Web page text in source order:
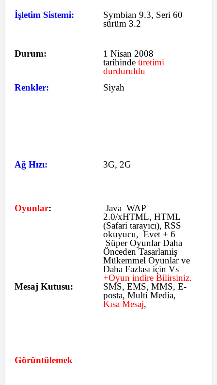
İşletim Sistemi:
Symbian 9.3, Seri 60
sürüm 3.2
Durum:
1 Nisan 2008
tarihinde üretimi
durduruldu
Renkler:
Siyah
Ağ Hızı: 3G, 2G
Oyunlar:
Java WAP
2.0/xHTML, HTML
(Safari tarayıcı), RSS
okuyucu, Evet + 6
Süper Oyunlar Daha
Önceden Tasarlanıiş
Mükemmel Oyunlar ve
Daha Fazlası için Vs
+Oyun indire Bilirsiniz.
Mesaj Kutusu:
SMS, EMS, MMS, E-
posta, Multi Media,
Kısa Mesaj,
Görüntülemek